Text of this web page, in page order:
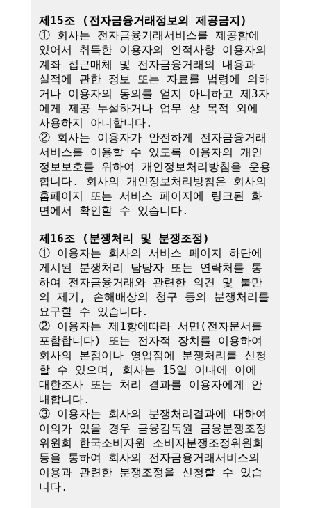
제15조 (전자금융거래정보의 제공금지)
① 회사는 전자금융거래서비스를 제공함에
있어서 취득한 이용자의 인적사항 이용자의
계좌 접근매체 및 전자금융거래의 내용과
실적에 관한 정보 또는 자료를 법령에 의하
거나 이용자의 동의를 얻지 아니하고 제3자
에게 제공 누설하거나 업무 상 목적 외에
사용하지 아니합니다.
② 회사는 이용자가 안전하게 전자금융거래
서비스를 이용할 수 있도록 이용자의 개인
정보보호를 위하여 개인정보처리방침을 운용
합니다. 회사의 개인정보처리방침은 회사의
홈페이지 또는 서비스 페이지에 링크된 화
면에서 확인할 수 있습니다.
제16조 (분쟁처리 및 분쟁조정)
① 이용자는 회사의 서비스 페이지 하단에
게시된 분쟁처리 담당자 또는 연락처를 통
하여 전자금융거래와 관련한 의견 및 불만
의 제기, 손해배상의 청구 등의 분쟁처리를
요구할 수 있습니다.
② 이용자는 제1항에따라 서면(전자문서를
포함합니다) 또는 전자적 장치를 이용하여
회사의 본점이나 영업점에 분쟁처리를 신청
할 수 있으며, 회사는 15일 이내에 이에
대한조사 또는 처리 결과를 이용자에게 안
내합니다.
③ 이용자는 회사의 분쟁처리결과에 대하여
이의가 있을 경우 금융감독원 금융분쟁조정
위원회 한국소비자원 소비자분쟁조정위원회
등을 통하여 회사의 전자금융거래서비스의
이용과 관련한 분쟁조정을 신청할 수 있습
니다.